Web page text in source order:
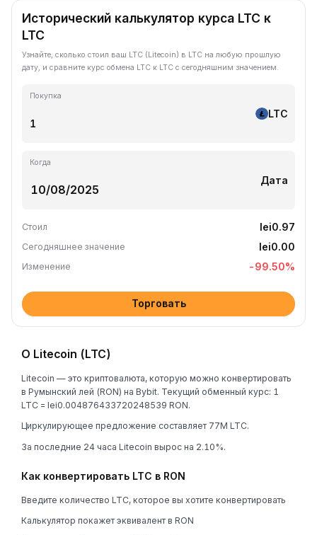
Исторический калькулятор курса LTC к
LTC
Узнайте, сколько стоил ваш LTC (Litecoin) в LTC на любую прошлую
дату, и сравните курс обмена LTC к LTC с сегодняшним значением.
Покупка
LTC
Когда
Дата
Стоил lei0.97
Сегодняшнее значение lei0.00
Изменение -99.50%
Торговать
О Litecoin (LTC)
Litecoin — это криптовалюта, которую можно конвертировать
в Румынский лей (RON) на Bybit. Текущий обменный курс: 1
LTC = lei0.004876433720248539 RON.
Циркулирующее предложение составляет 77M LTC.
За последние 24 часа Litecoin вырос на 2.10%.
Как конвертировать LTC в RON
Введите количество LTC, которое вы хотите конвертировать
Калькулятор покажет эквивалент в RON